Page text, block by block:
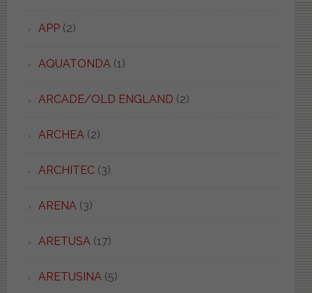
APP(2)
AQUATONDA (1)
ARCADE/OLD ENGLAND (2)
ARCHEA (2)
ARCHITEC(3)
ARENA (3)
ARETUSA (17)
ARETUSINA (5)